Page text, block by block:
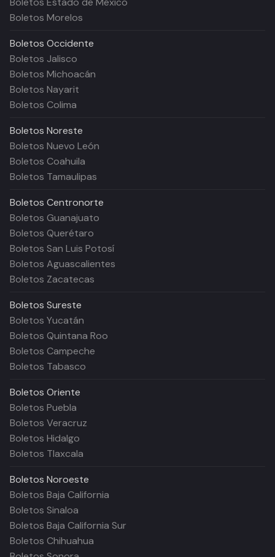
Boletos Morelos
Boletos Occidente
Boletos Jalisco
Boletos Michoacán
Boletos Nayarit
Boletos Colima
Boletos Noreste
Boletos Nuevo León
Boletos Coahuila
Boletos Tamaulipas
Boletos Centronorte
Boletos Guanajuato
Boletos Querétaro
Boletos San Luis Potosí
Boletos Aguascalientes
Boletos Zacatecas
Boletos Sureste
Boletos Yucatán
Boletos Quintana Roo
Boletos Campeche
Boletos Tabasco
Boletos Oriente
Boletos Puebla
Boletos Veracruz
Boletos Hidalgo
Boletos Tlaxcala
Boletos Noroeste
Boletos Baja California
Boletos Sinaloa
Boletos Baja California Sur
Boletos Chihuahua